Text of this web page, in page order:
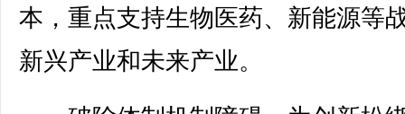
本，重点支持生物医药、新能源等
新兴产业和未来产业。